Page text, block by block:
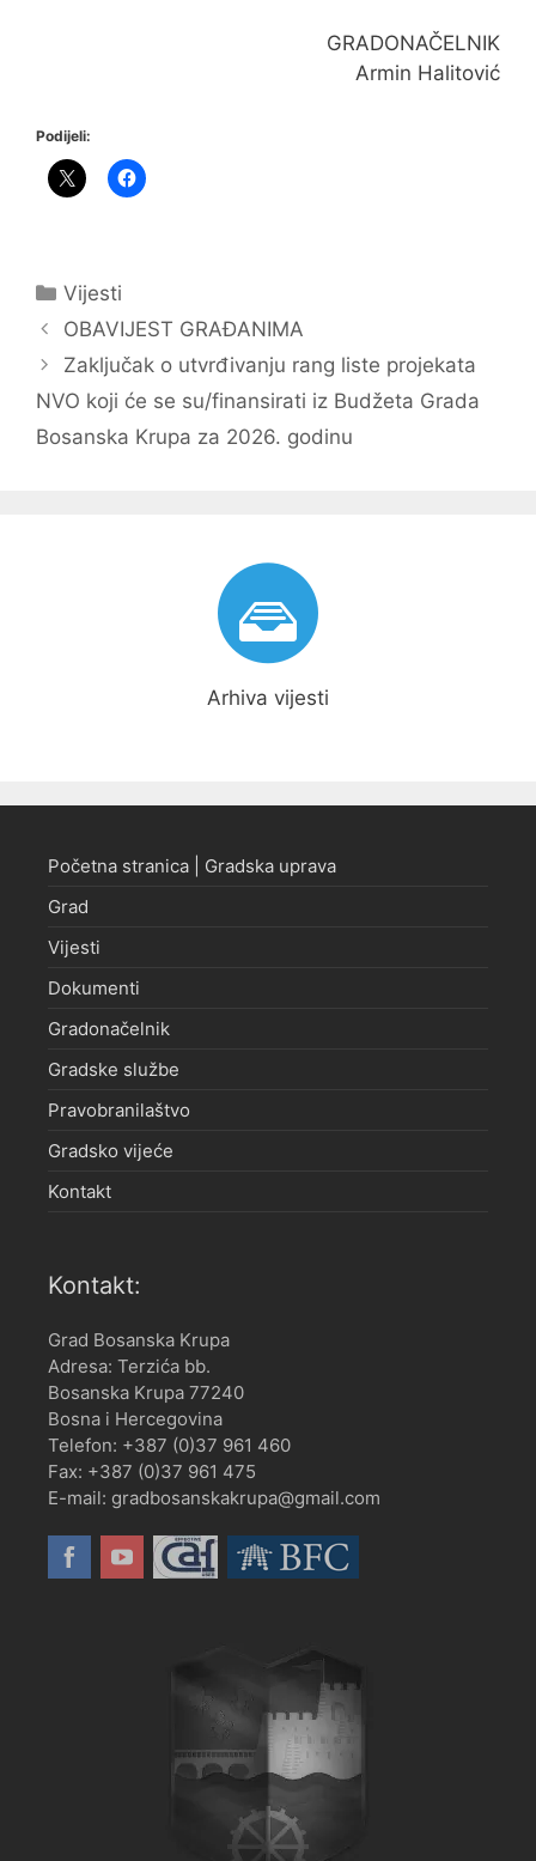
GRADONAČELNIK
Armin Halitović
Podijeli:
Kategorije
Vijesti
Navigacija
objava
OBAVIJEST GRAĐANIMA
Zaključak o utvrđivanju rang liste projekata
NVO koji će se su/finansirati iz Budžeta Grada
Bosanska Krupa za 2026. godinu
Arhiva vijesti
Početna stranica | Gradska uprava
Grad
Vijesti
Dokumenti
Gradonačelnik
Gradske službe
Pravobranilaštvo
Gradsko vijeće
Kontakt
Kontakt:
Grad Bosanska Krupa
Adresa: Terzića bb.
Bosanska Krupa 77240
Bosna i Hercegovina
Telefon: +387 (0)37 961 460
Fax: +387 (0)37 961 475
E-mail: gradbosanskakrupa@gmail.com